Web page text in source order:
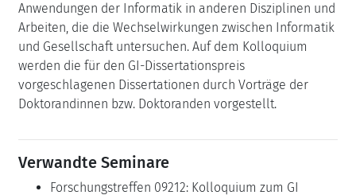
Anwendungen der Informatik in anderen Disziplinen und
Arbeiten, die die Wechselwirkungen zwischen Informatik
und Gesellschaft untersuchen. Auf dem Kolloquium
werden die für den GI-Dissertationspreis
vorgeschlagenen Dissertationen durch Vorträge der
Doktorandinnen bzw. Doktoranden vorgestellt.
Verwandte Seminare
Forschungstreffen 09212: Kolloquium zum GI